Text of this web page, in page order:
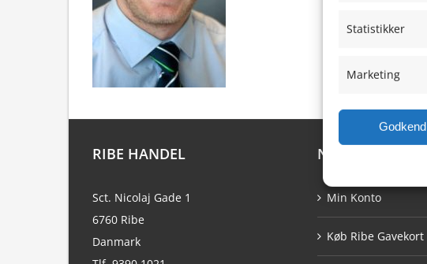
Statistikker
Marketing
Godkend
RIBE HANDEL
Sct. Nicolaj Gade 1
6760 Ribe
Danmark
NAVIGATION
Min Konto
Køb Ribe Gavekort